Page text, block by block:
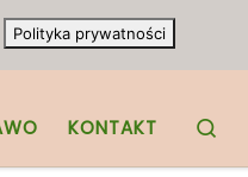
KONTAKT
Polityka prywatności